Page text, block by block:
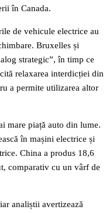
în Canada.
de vehicule electrice au
Bruxelles și
strategic”, în timp ce
relaxarea interdicției din
a permite utilizarea altor
mare piață auto din lume.
în mașini electrice și
China a produs 18,6
comparativ cu un vârf de
analiștii avertizează